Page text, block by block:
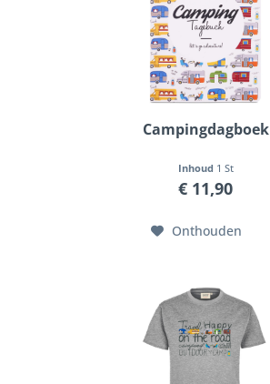
Campingdagboek
Inhoud 1 St
€ 11,90
Onthouden